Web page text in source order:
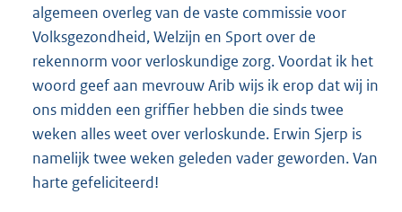
algemeen overleg van de vaste commissie voor
Volksgezondheid, Welzijn en Sport over de
rekennorm voor verloskundige zorg. Voordat ik het
woord geef aan mevrouw Arib wijs ik erop dat wij in
ons midden een griffier hebben die sinds twee
weken alles weet over verloskunde. Erwin Sjerp is
namelijk twee weken geleden vader geworden. Van
harte gefeliciteerd!